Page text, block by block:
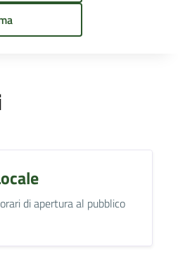
di apertura al pubblico